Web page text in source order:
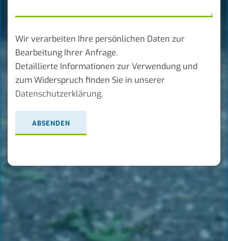
Wir verarbeiten Ihre persönlichen Daten zur
Bearbeitung Ihrer Anfrage.
Detaillierte Informationen zur Verwendung und
zum Widerspruch finden Sie in unserer
Datenschutzerklärung.
ABSENDEN